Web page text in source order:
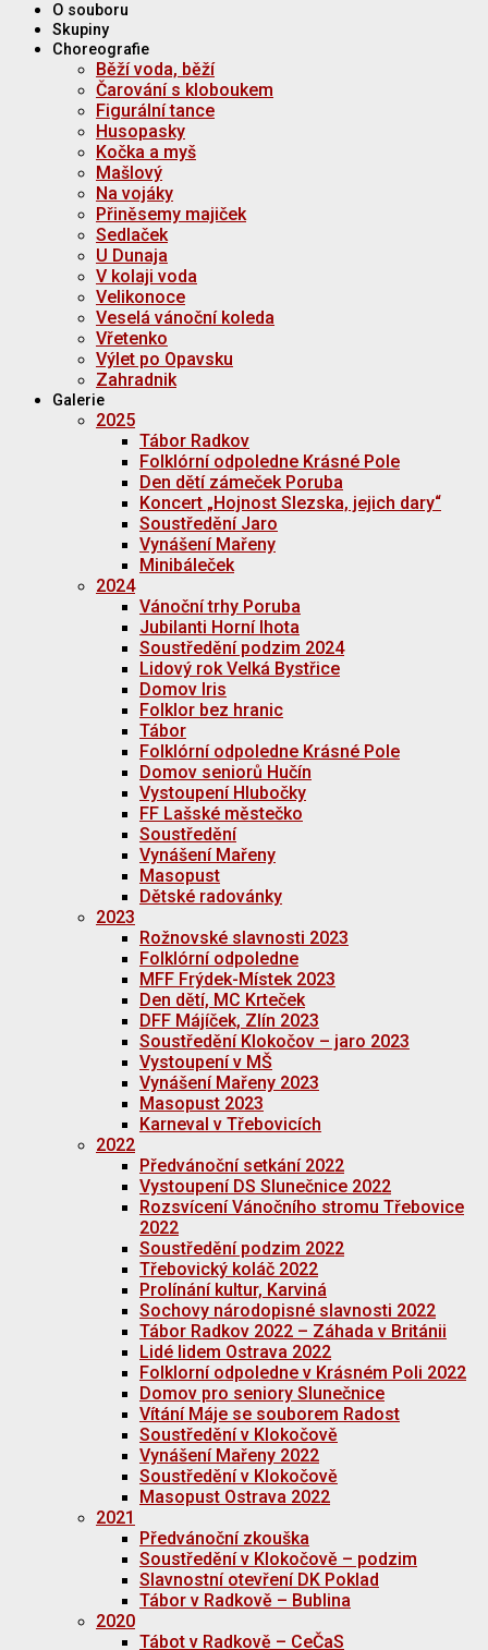
O souboru
Skupiny
Choreografie
Běží voda, běží
Čarování s kloboukem
Figurální tance
Husopasky
Kočka a myš
Mašlový
Na vojáky
Přiněsemy majiček
Sedlaček
U Dunaja
V kolaji voda
Velikonoce
Veselá vánoční koleda
Vřetenko
Výlet po Opavsku
Zahradnik
Galerie
2025
Tábor Radkov
Folklórní odpoledne Krásné Pole
Den dětí zámeček Poruba
Koncert „Hojnost Slezska, jejich dary“
Soustředění Jaro
Vynášení Mařeny
Minibáleček
2024
Vánoční trhy Poruba
Jubilanti Horní lhota
Soustředění podzim 2024
Lidový rok Velká Bystřice
Domov Iris
Folklor bez hranic
Tábor
Folklórní odpoledne Krásné Pole
Domov seniorů Hučín
Vystoupení Hlubočky
FF Lašské městečko
Soustředění
Vynášení Mařeny
Masopust
Dětské radovánky
2023
Rožnovské slavnosti 2023
Folklórní odpoledne
MFF Frýdek-Místek 2023
Den dětí, MC Krteček
DFF Májíček, Zlín 2023
Soustředění Klokočov – jaro 2023
Vystoupení v MŠ
Vynášení Mařeny 2023
Masopust 2023
Karneval v Třebovicích
2022
Předvánoční setkání 2022
Vystoupení DS Slunečnice 2022
Rozsvícení Vánočního stromu Třebovice
2022
Soustředění podzim 2022
Třebovický koláč 2022
Prolínání kultur, Karviná
Sochovy národopisné slavnosti 2022
Tábor Radkov 2022 – Záhada v Británii
Lidé lidem Ostrava 2022
Folklorní odpoledne v Krásném Poli 2022
Domov pro seniory Slunečnice
Vítání Máje se souborem Radost
Soustředění v Klokočově
Vynášení Mařeny 2022
Soustředění v Klokočově
Masopust Ostrava 2022
2021
Předvánoční zkouška
Soustředění v Klokočově – podzim
Slavnostní otevření DK Poklad
Tábor v Radkově – Bublina
2020
Tábot v Radkově – CeČaS